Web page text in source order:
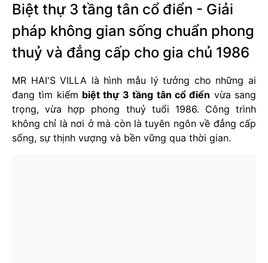
Biệt thự 3 tầng tân cổ điển - Giải
pháp không gian sống chuẩn phong
thuỷ và đẳng cấp cho gia chủ 1986
MR HAI'S VILLA là hình mẫu lý tưởng cho những ai
đang tìm kiếm biệt thự 3 tầng tân cổ điển vừa sang
trọng, vừa hợp phong thuỷ tuổi 1986. Công trình
không chỉ là nơi ở mà còn là tuyên ngôn về đẳng cấp
sống, sự thịnh vượng và bền vững qua thời gian.